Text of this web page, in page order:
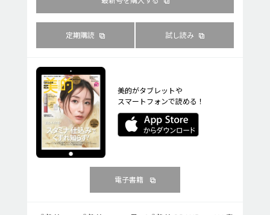
定期購読 試し読み
美的がタブレットや
スマートフォンで読める！
電子書籍